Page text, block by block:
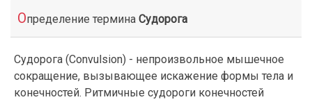
Определение термина Судорога
Судорога (Convulsion) - непроизвольное мышечное
сокращение, вызывающее искажение формы тела и
конечностей. Ритмичные судороги конечностей